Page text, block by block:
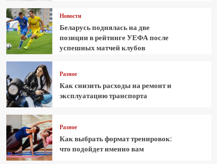
Новости
Беларусь поднялась на две
позиции в рейтинге УЕФА после
успешных матчей клубов
Разное
Как снизить расходы на ремонт и
эксплуатацию транспорта
Разное
Как выбрать формат тренировок:
что подойдет именно вам